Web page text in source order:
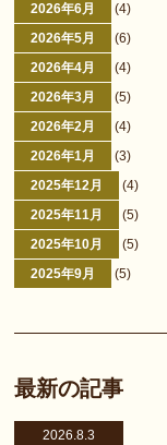
2026年6月
(4)
2026年5月
(6)
2026年4月
(4)
2026年3月
(5)
2026年2月
(4)
2026年1月
(3)
2025年12月
(4)
2025年11月
(5)
2025年10月
(5)
2025年9月
(5)
最新の記事
2026.8.3